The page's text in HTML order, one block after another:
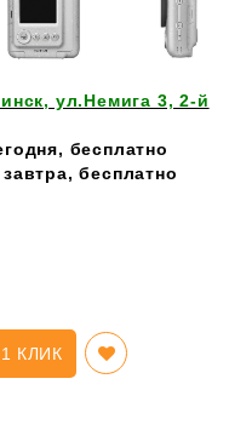
ул.Немига 3, 2-й
бесплатно
бесплатно
КЛИК